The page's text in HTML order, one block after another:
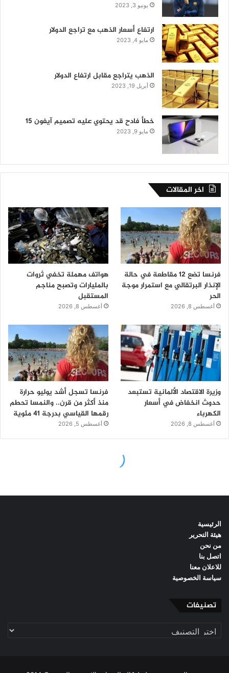
الرئيسية
هيئة التحرير
من نحن
اتصل بنا
للاعلان معنا
سياسة الخصوصية
تصنيفات
تصنيفات